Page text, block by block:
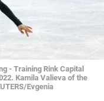
- Training Rink Capital
Kamila Valieva of the
Evgenia